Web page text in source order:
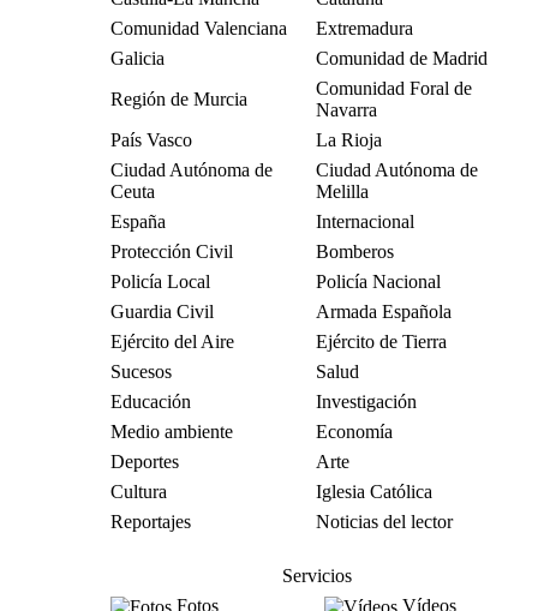
Comunidad Valenciana
Extremadura
Galicia
Comunidad de Madrid
Región de Murcia
Comunidad Foral de
Navarra
País Vasco
La Rioja
Ciudad Autónoma de
Ceuta
Ciudad Autónoma de
Melilla
España
Internacional
Protección Civil
Bomberos
Policía Local
Policía Nacional
Guardia Civil
Armada Española
Ejército del Aire
Ejército de Tierra
Sucesos
Salud
Educación
Investigación
Medio ambiente
Economía
Deportes
Arte
Cultura
Iglesia Católica
Reportajes
Noticias del lector
Servicios
Fotos
Vídeos